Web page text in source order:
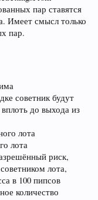
пар ставятся
Имеет смысл только
пар.
советник будут
до выхода из
лота
лота
риск,
лота,
в 100 пипсов
количество